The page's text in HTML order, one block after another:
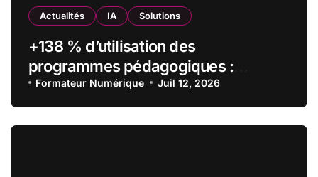
Actualités IA Solutions
+138 % d’utilisation des
programmes pédagogiques :
comment l’Institut Pasteur a
transformé sa formation digitale
grâce à Edflex
Formateur Numérique Juil 12, 2026